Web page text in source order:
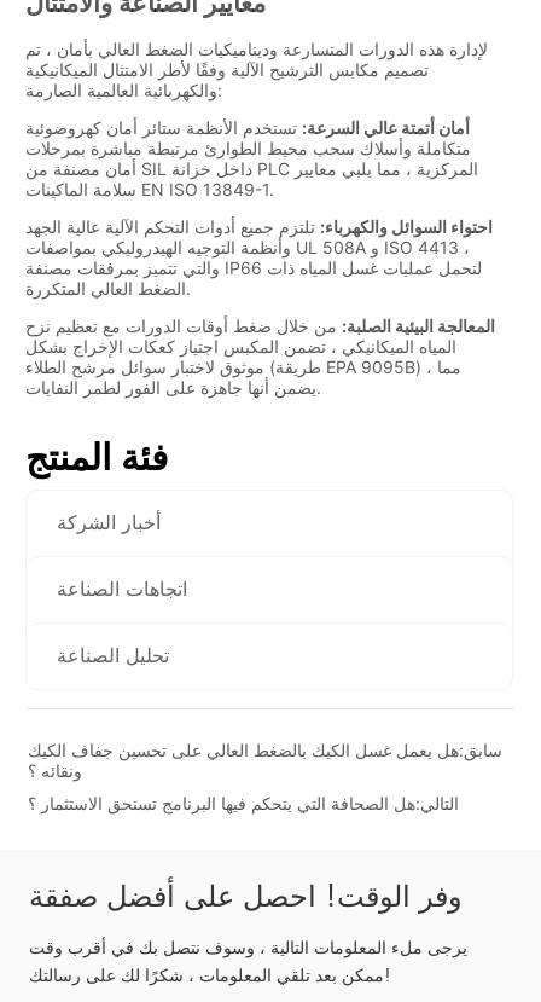
فئة المنتج
أخبار الشركة
اتجاهات الصناعة
تحليل الصناعة
سابق:هل يعمل غسل الكيك بالضغط العالي على تحسين جفاف الكيك
ونقائه ؟
التالي:هل الصحافة التي يتحكم فيها البرنامج تستحق الاستثمار ؟
وفر الوقت! احصل على أفضل صفقة
يرجى ملء المعلومات التالية ، وسوف نتصل بك في أقرب وقت
ممكن بعد تلقي المعلومات ، شكرًا لك على رسالتك!